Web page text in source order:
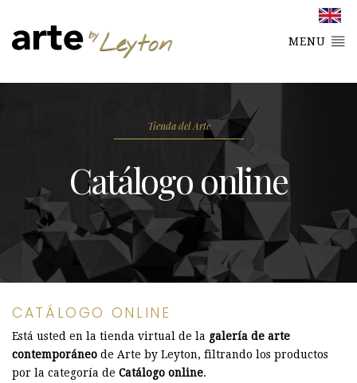
MENU
Tienda del Arte
Catálogo online
CATÁLOGO ONLINE
Está usted en la tienda virtual de la galería de arte
contemporáneo de Arte by Leyton, filtrando los productos
por la categoría de Catálogo online.